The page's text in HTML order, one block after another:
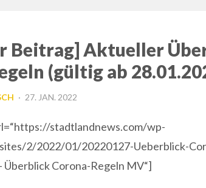
Beitrag] Aktueller
(gültig ab
POSTED
27. JAN. 2022
stadtlandnews.com/wp-
2/2022/01/20220127-Ueberblick-
Überblick Corona-Regeln MV“]